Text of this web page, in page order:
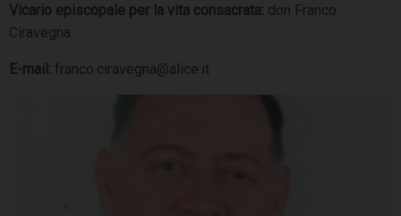
Vicario episcopale per la vita consacrata: don Franco
Ciravegna
E-mail: franco.ciravegna@alice.it